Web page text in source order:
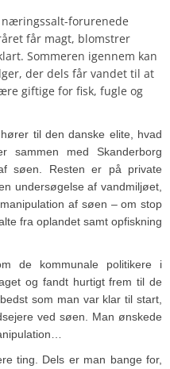
næringssalt-forurenede
får magt, blomstrer
Sommeren igennem kan
der dels får vandet til at
giftige for fisk, fugle og
til den danske elite, hvad
sammen med Skanderborg
søen. Resten er på private
undersøgelse af vandmiljøet,
af søen – om stop
fra oplandet samt opfiskning
de kommunale politikere i
og fandt hurtigt frem til de
som man var klar til start,
ved søen. Man ønskede
ting. Dels er man bange for,